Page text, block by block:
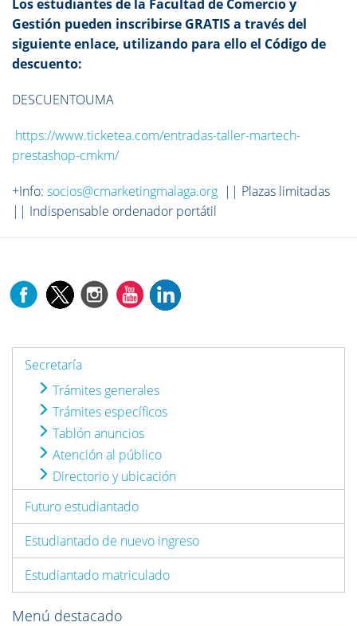
Los estudiantes de la Facultad de Comercio y
Gestión pueden inscribirse GRATIS a través del
siguiente enlace, utilizando para ello el Código de
descuento:
DESCUENTOUMA
https://www.ticketea.com/entradas-taller-martech-
prestashop-cmkm/
+Info: socios@cmarketingmalaga.org || Plazas limitadas
|| Indispensable ordenador portátil
Secretaría
Trámites generales
Trámites específicos
Tablón anuncios
Atención al público
Directorio y ubicación
Futuro estudiantado
Estudiantado de nuevo ingreso
Estudiantado matriculado
Menú destacado